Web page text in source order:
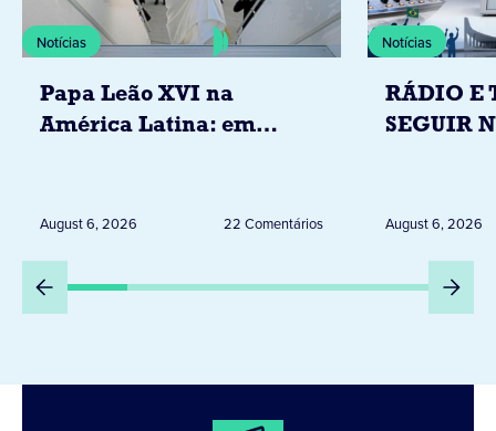
Notícias
Papa Leão XVI na
América Latina: em
Peru
August 6, 2026 22 Comentários
Notícias
RÁDIO E
SEGUIR
DESTA
August 6, 2026